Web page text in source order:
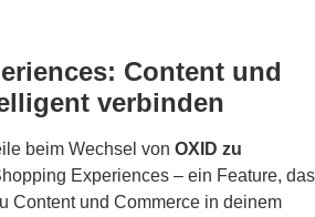
Content und
verbinden
beim Wechsel von OXID zu
Experiences – ein Feature, das
Content und Commerce in deinem